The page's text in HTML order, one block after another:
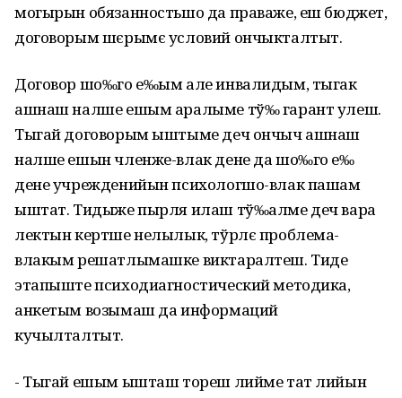
могырын обязанностьшо да праваже, еш бюджет,
договорым шєрымє условий ончыкталтыт.
Договор шо‰го е‰ым але инвалидым, тыгак
ашнаш налше ешым аралыме тў‰ гарант улеш.
Тыгай договорым ыштыме деч ончыч ашнаш
налше ешын членже-влак дене да шо‰го е‰
дене учрежденийын психологшо-влак пашам
ыштат. Тидыже пырля илаш тў‰алме деч вара
лектын кертше нелылык, тўрлє проблема-
влакым решатлымашке виктаралтеш. Тиде
этапыште психодиагностический методика,
анкетым возымаш да информаций
кучылталтыт.
- Тыгай ешым ышташ тореш лийме тат лийын